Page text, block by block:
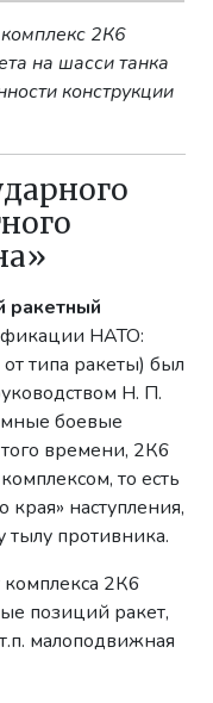
2К6
на шасси танка
конструкции
ракетный
НАТО:
типа ракеты) был
Н. П.
боевые
времени, 2К6
то есть
наступления,
тылу противника.
2К6
позиций ракет,
малоподвижная